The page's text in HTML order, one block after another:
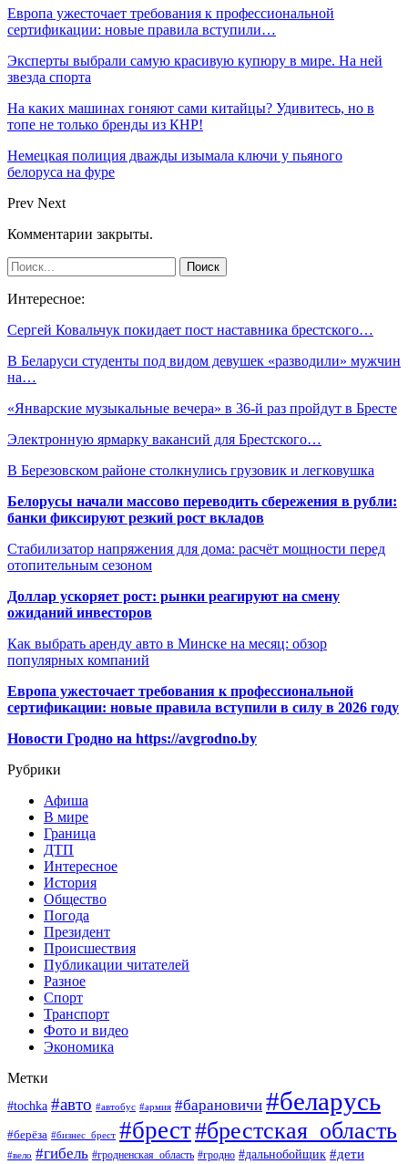
Европа ужесточает требования к профессиональной
сертификации: новые правила вступили…
Эксперты выбрали самую красивую купюру в мире. На ней
звезда спорта
На каких машинах гоняют сами китайцы? Удивитесь, но в
топе не только бренды из КНР!
Немецкая полиция дважды изымала ключи у пьяного
белоруса на фуре
Prev Next
Комментарии закрыты.
Интересное:
Сергей Ковальчук покидает пост наставника брестского…
В Беларуси студенты под видом девушек «разводили» мужчин
на…
«Январские музыкальные вечера» в 36-й раз пройдут в Бресте
Электронную ярмарку вакансий для Брестского…
В Березовском районе столкнулись грузовик и легковушка
Белорусы начали массово переводить сбережения в рубли:
банки фиксируют резкий рост вкладов
Стабилизатор напряжения для дома: расчёт мощности перед
отопительным сезоном
Доллар ускоряет рост: рынки реагируют на смену
ожиданий инвесторов
Как выбрать аренду авто в Минске на месяц: обзор
популярных компаний
Европа ужесточает требования к профессиональной
сертификации: новые правила вступили в силу в 2026 году
Новости Гродно на https://avgrodno.by
Рубрики
Афиша
В мире
Граница
ДТП
Интересное
История
Общество
Погода
Президент
Происшествия
Публикации читателей
Разное
Спорт
Транспорт
Фото и видео
Экономика
Метки
#tochka #авто #автобус #армия #барановичи #беларусь
#берёза #бизнес_брест #брест#брестская_область
#вело #гибель #гродненская_область #гродно #дальнобойщик #дети